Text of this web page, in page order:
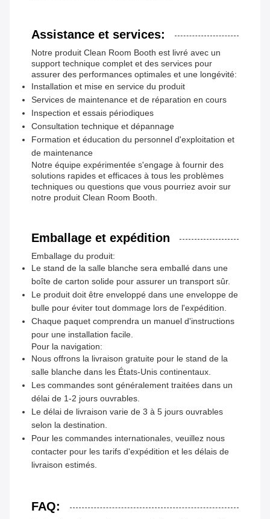
Assistance et services:
Notre produit Clean Room Booth est livré avec un
support technique complet et des services pour
assurer des performances optimales et une longévité:
Installation et mise en service du produit
Services de maintenance et de réparation en cours
Inspection et essais périodiques
Consultation technique et dépannage
Formation et éducation du personnel d'exploitation et
de maintenance
Notre équipe expérimentée s'engage à fournir des
solutions rapides et efficaces à tous les problèmes
techniques ou questions que vous pourriez avoir sur
notre produit Clean Room Booth.
Emballage et expédition
Emballage du produit:
Le stand de la salle blanche sera emballé dans une
boîte de carton solide pour assurer un transport sûr.
Le produit doit être enveloppé dans une enveloppe de
bulle pour éviter tout dommage lors de l'expédition.
Chaque paquet comprendra un manuel d'instructions
pour une installation facile.
Pour la navigation:
Nous offrons la livraison gratuite pour le stand de la
salle blanche dans les États-Unis continentaux.
Les commandes sont généralement traitées dans un
délai de 1-2 jours ouvrables.
Le délai de livraison varie de 3 à 5 jours ouvrables
selon la destination.
Pour les commandes internationales, veuillez nous
contacter pour les tarifs d'expédition et les délais de
livraison estimés.
FAQ: